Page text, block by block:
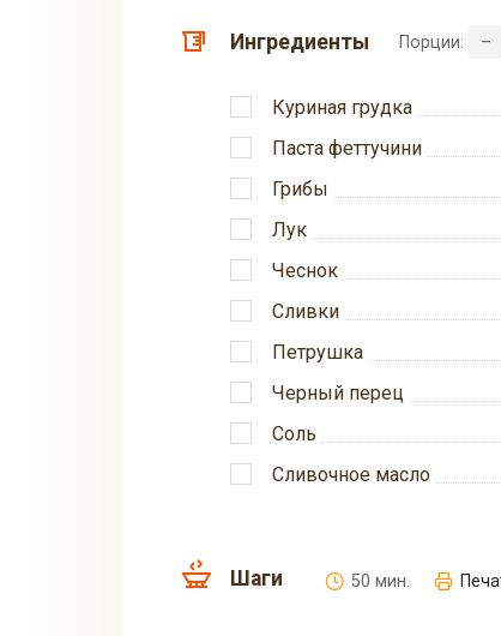
Ингредиенты Порции: –
Куриная грудка
Паста феттучини
Грибы
Лук
Чеснок
Сливки
Петрушка
Черный перец
Соль
Сливочное масло
Шаги 50 мин.